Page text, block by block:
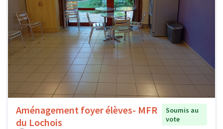
Aménagement foyer élèves- MFR
du Lochois
Soumis au
vote